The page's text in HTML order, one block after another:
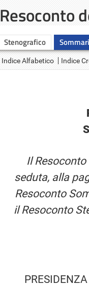
Resoconto
Stenografico
Indice Alfabetico Indice
Il
seduta, alla
Resoconto
il Resoconto